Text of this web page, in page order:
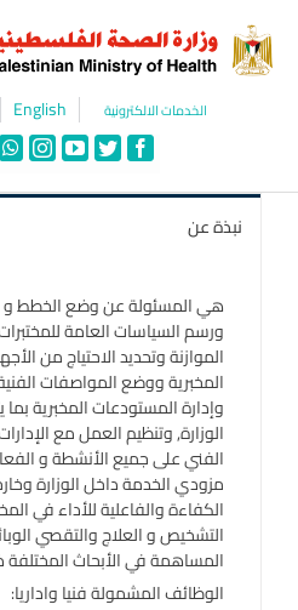
content
الخدمات الالكترونية English
Facebook
Twitter
YouTube
نبذة عن
هي المسئولة عن وضع الخطط و
ورسم السياسات العامة
الموازنة وتحديد الاحتياج من
المخبرية ووضع المواصفات
وإدارة المستودعات المخبرية
الوزارة, وتنظيم العمل مع
الفني على جميع الأنشطة و
مزودي الخدمة داخل الوزارة
الكفاءة والفاعلية للأداء في
التشخيص و العلاج والتقصي
المساهمة في الأبحاث المختلفة
الوظائف المشمولة فنيا واداريا: